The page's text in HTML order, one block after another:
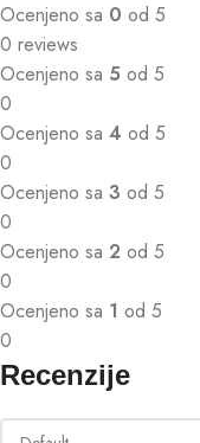
Ocenjeno sa 0 od 5
0 reviews
Ocenjeno sa 5 od 5
0
Ocenjeno sa 4 od 5
0
Ocenjeno sa 3 od 5
0
Ocenjeno sa 2 od 5
0
Ocenjeno sa 1 od 5
0
Recenzije